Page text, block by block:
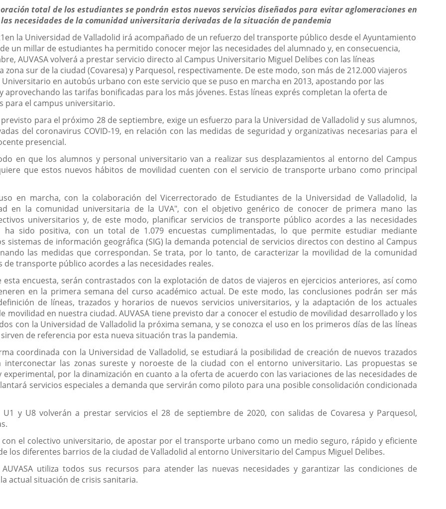
total de los estudiantes se pondrán estos nuevos servicios diseñados para evitar aglomeraciones en
las necesidades de la comunidad universitaria derivadas de la situación de pandemia
la Universidad de Valladolid irá acompañado de un refuerzo del transporte público desde el Ayuntamiento
un millar de estudiantes ha permitido conocer mejor las necesidades del alumnado y, en consecuencia,
AUVASA volverá a prestar servicio directo al Campus Universitario Miguel Delibes con las líneas
zona sur de la ciudad (Covaresa) y Parquesol, respectivamente. De este modo, son más de 212.000 viajeros
en autobús urbano con este servicio que se puso en marcha en 2013, apostando por las
las tarifas bonificadas para los más jóvenes. Estas líneas exprés completan la oferta de
para el campus universitario.
para el próximo 28 de septiembre, exige un esfuerzo para la Universidad de Valladolid y sus alumnos,
del coronavirus COVID-19, en relación con las medidas de seguridad y organizativas necesarias para el
presencial.
en que los alumnos y personal universitario van a realizar sus desplazamientos al entorno del Campus
que estos nuevos hábitos de movilidad cuenten con el servicio de transporte urbano como principal
en marcha, con la colaboración del Vicerrectorado de Estudiantes de la Universidad de Valladolid, la
en la comunidad universitaria de la UVA", con el objetivo genérico de conocer de primera mano las
universitarios y, de este modo, planificar servicios de transporte público acordes a las necesidades
ha sido positiva, con un total de 1.079 encuestas cumplimentadas, lo que permite estudiar mediante
sistemas de información geográfica (SIG) la demanda potencial de servicios directos con destino al Campus
las medidas que correspondan. Se trata, por lo tanto, de caracterizar la movilidad de la comunidad
transporte público acordes a las necesidades reales.
encuesta, serán contrastados con la explotación de datos de viajeros en ejercicios anteriores, así como
en la primera semana del curso académico actual. De este modo, las conclusiones podrán ser más
de líneas, trazados y horarios de nuevos servicios universitarios, y la adaptación de los actuales
movilidad en nuestra ciudad. AUVASA tiene previsto dar a conocer el estudio de movilidad desarrollado y los
con la Universidad de Valladolid la próxima semana, y se conozca el uso en los primeros días de las líneas
de referencia por esta nueva situación tras la pandemia.
coordinada con la Universidad de Valladolid, se estudiará la posibilidad de creación de nuevos trazados
interconectar las zonas sureste y noroeste de la ciudad con el entorno universitario. Las propuestas se
por la dinamización en cuanto a la oferta de acuerdo con las variaciones de las necesidades de
servicios especiales a demanda que servirán como piloto para una posible consolidación condicionada
y U8 volverán a prestar servicios el 28 de septiembre de 2020, con salidas de Covaresa y Parquesol,
el colectivo universitario, de apostar por el transporte urbano como un medio seguro, rápido y eficiente
los diferentes barrios de la ciudad de Valladolid al entorno Universitario del Campus Miguel Delibes.
utiliza todos sus recursos para atender las nuevas necesidades y garantizar las condiciones de
actual situación de crisis sanitaria.